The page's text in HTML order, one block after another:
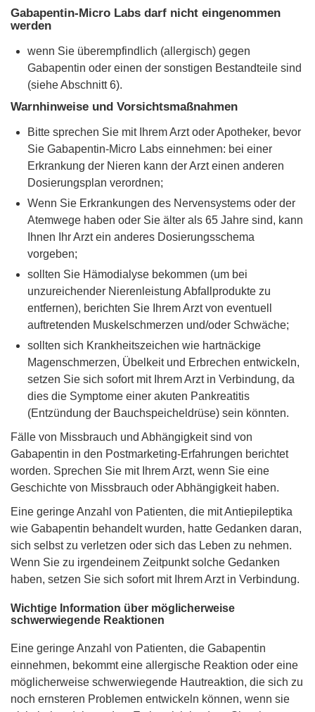
Gabapentin-Micro Labs darf nicht eingenommen
werden
wenn Sie überempfindlich (allergisch) gegen
Gabapentin oder einen der sonstigen Bestandteile sind
(siehe Abschnitt 6).
Warnhinweise und Vorsichtsmaßnahmen
Bitte sprechen Sie mit Ihrem Arzt oder Apotheker, bevor
Sie Gabapentin-Micro Labs einnehmen: bei einer
Erkrankung der Nieren kann der Arzt einen anderen
Dosierungsplan verordnen;
Wenn Sie Erkrankungen des Nervensystems oder der
Atemwege haben oder Sie älter als 65 Jahre sind, kann
Ihnen Ihr Arzt ein anderes Dosierungsschema
vorgeben;
sollten Sie Hämodialyse bekommen (um bei
unzureichender Nierenleistung Abfallprodukte zu
entfernen), berichten Sie Ihrem Arzt von eventuell
auftretenden Muskelschmerzen und/oder Schwäche;
sollten sich Krankheitszeichen wie hartnäckige
Magenschmerzen, Übelkeit und Erbrechen entwickeln,
setzen Sie sich sofort mit Ihrem Arzt in Verbindung, da
dies die Symptome einer akuten Pankreatitis
(Entzündung der Bauchspeicheldrüse) sein könnten.
Fälle von Missbrauch und Abhängigkeit sind von
Gabapentin in den Postmarketing-Erfahrungen berichtet
worden. Sprechen Sie mit Ihrem Arzt, wenn Sie eine
Geschichte von Missbrauch oder Abhängigkeit haben.
Eine geringe Anzahl von Patienten, die mit Antiepileptika
wie Gabapentin behandelt wurden, hatte Gedanken daran,
sich selbst zu verletzen oder sich das Leben zu nehmen.
Wenn Sie zu irgendeinem Zeitpunkt solche Gedanken
haben, setzen Sie sich sofort mit Ihrem Arzt in Verbindung.
Wichtige Information über möglicherweise
schwerwiegende Reaktionen
Eine geringe Anzahl von Patienten, die Gabapentin
einnehmen, bekommt eine allergische Reaktion oder eine
möglicherweise schwerwiegende Hautreaktion, die sich zu
noch ernsteren Problemen entwickeln können, wenn sie